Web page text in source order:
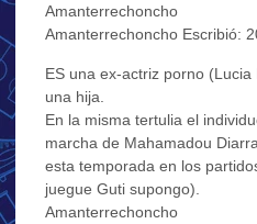
Amanterrechoncho
Amanterrechoncho Escribió:
ES una ex-actriz porno
una hija.
En la misma tertulia el
marcha de Mahamadou
esta temporada en los
juegue Guti supongo).
Amanterrechoncho